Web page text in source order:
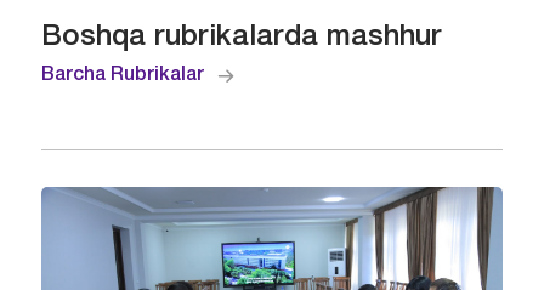
Boshqa rubrikalarda mashhur
Barcha Rubrikalar